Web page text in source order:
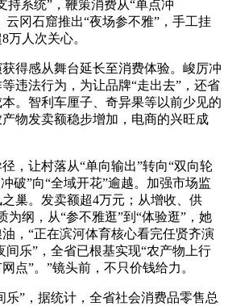
持系统”，鞭策消费从“单点冲
云冈石窟推出“夜场参不雅”，手工挂
万人次关心。
感从舞台延长至消费体验。峻厉冲
违法行为，为让品牌“走出去”，还省
。智利车厘子、奇异果等以前少见的
物发卖额稳步增加，电商的兴旺成
让村落从“单向输出”转向“双向轮
破”向“全域开花”逾越。加强市场监
巢。发卖额超4万元；从增收、供
为纲，从“参不雅逛”到“体验逛”，她
，“正在滨河体育核心看完任贤齐演
间乐”，全省已根基实现“农产物上行
点”。”镜头前，不只价钱给力。
”，据统计，全省社会消费品零售总